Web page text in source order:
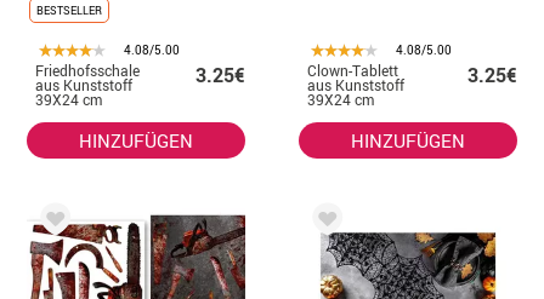
BESTSELLER
4.08/5.00
Friedhofsschale
aus Kunststoff
39X24 cm
3.25€
HINZUFÜGEN
4.08/5.00
Clown-Tablett
aus Kunststoff
39X24 cm
3.25€
HINZUFÜGEN